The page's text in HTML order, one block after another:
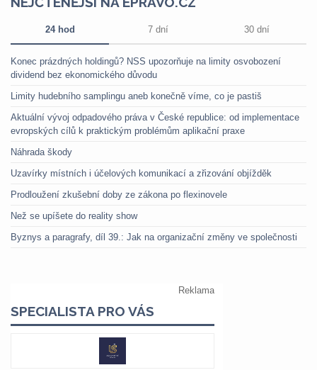
24 hod 7 dní 30 dní
Konec prázdných holdingů? NSS upozorňuje na limity osvobození
dividend bez ekonomického důvodu
Limity hudebního samplingu aneb konečně víme, co je pastiš
Aktuální vývoj odpadového práva v České republice: od implementace
evropských cílů k praktickým problémům aplikační praxe
Náhrada škody
Uzavírky místních i účelových komunikací a zřizování objížděk
Prodloužení zkušební doby ze zákona po flexinovele
Než se upíšete do reality show
Byznys a paragrafy, díl 39.: Jak na organizační změny ve společnosti